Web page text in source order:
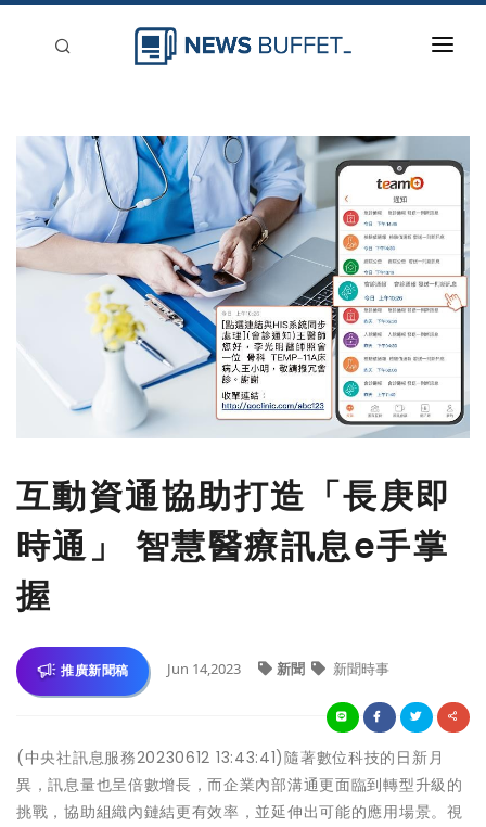
新聞稿分類
登入
刊登
互動資通協助打造「長庚即
時通」 智慧醫療訊息e手掌
握
推廣新聞稿 Jun 14,2023 新聞 新聞時事
(中央社訊息服務20230612 13:43:41)隨著數位科技的日新月
異，訊息量也呈倍數增長，而企業內部溝通更面臨到轉型升級的
挑戰，協助組織內鏈結更有效率，並延伸出可能的應用場景。視